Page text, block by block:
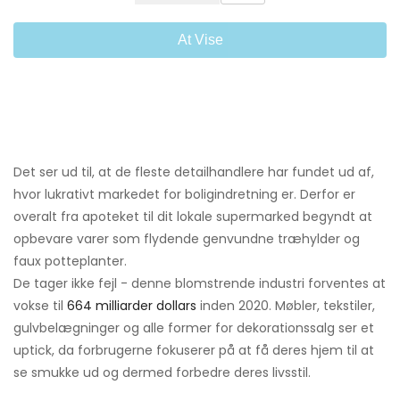
At Vise
Det ser ud til, at de fleste detailhandlere har fundet ud af,
hvor lukrativt markedet for boligindretning er. Derfor er
overalt fra apoteket til dit lokale supermarked begyndt at
opbevare varer som flydende genvundne træhylder og
faux potteplanter.
De tager ikke fejl - denne blomstrende industri forventes at
vokse til 664 milliarder dollars inden 2020. Møbler, tekstiler,
gulvbelægninger og alle former for dekorationssalg ser et
uptick, da forbrugerne fokuserer på at få deres hjem til at
se smukke ud og dermed forbedre deres livsstil.